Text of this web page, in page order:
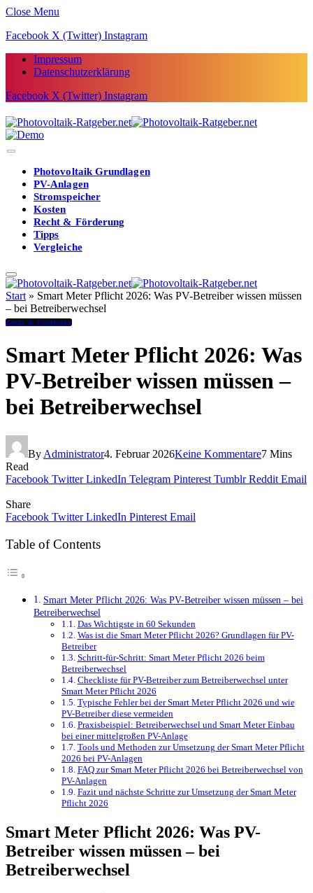
Close Menu
Facebook X (Twitter) Instagram
Impressum
Datenschutzerklärung
Facebook X (Twitter) Instagram
Photovoltaik Grundlagen
PV-Anlagen
Stromspeicher
Kosten
Recht & Förderung
Tipps
Vergleiche
Start » Smart Meter Pflicht 2026: Was PV-Betreiber wissen müssen
– bei Betreiberwechsel
Recht & Förderung
Smart Meter Pflicht 2026: Was
PV-Betreiber wissen müssen –
bei Betreiberwechsel
By Administrator4. Februar 2026Keine Kommentare7 Mins
Read
Facebook Twitter LinkedIn Telegram Pinterest Tumblr Reddit Email
Share
Facebook Twitter LinkedIn Pinterest Email
Table of Contents
Smart Meter Pflicht 2026: Was PV-Betreiber wissen müssen – bei
Betreiberwechsel
Das Wichtigste in 60 Sekunden
Was ist die Smart Meter Pflicht 2026? Grundlagen für PV-
Betreiber
Schritt-für-Schritt: Smart Meter Pflicht 2026 beim
Betreiberwechsel
Checkliste für PV-Betreiber zum Betreiberwechsel unter
Smart Meter Pflicht 2026
Typische Fehler bei der Smart Meter Pflicht 2026 und wie
PV-Betreiber diese vermeiden
Praxisbeispiel: Betreiberwechsel und Smart Meter Einbau
bei einer mittelgroßen PV-Anlage
Tools und Methoden zur Umsetzung der Smart Meter Pflicht
2026 bei PV-Anlagen
FAQ zur Smart Meter Pflicht 2026 bei Betreiberwechsel von
PV-Anlagen
Fazit und nächste Schritte zur Umsetzung der Smart Meter
Pflicht 2026
Smart Meter Pflicht 2026: Was PV-
Betreiber wissen müssen – bei
Betreiberwechsel